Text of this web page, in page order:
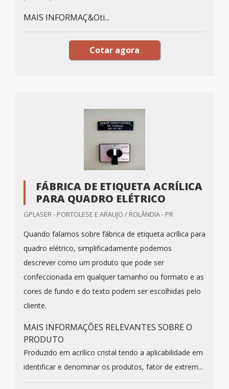
MAIS INFORMAÇ&Oti...
Cotar agora
FÁBRICA DE ETIQUETA ACRÍLICA
PARA QUADRO ELÉTRICO
GPLASER - PORTOLESE E ARAUJO / ROLÂNDIA - PR
Quando falamos sobre fábrica de etiqueta acrílica para
quadro elétrico, simplificadamente podemos
descrever como um produto que pode ser
confeccionada em qualquer tamanho ou formato e as
cores de fundo e do texto podem ser escolhidas pelo
cliente.
MAIS INFORMAÇÕES RELEVANTES SOBRE O
PRODUTO
Produzido em acrílico cristal tendo a aplicabilidade em
identificar e denominar os produtos, fator de extrem...